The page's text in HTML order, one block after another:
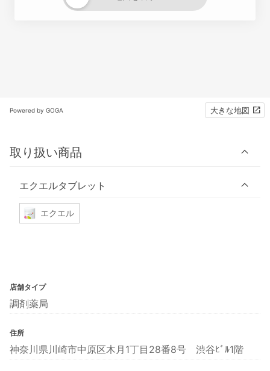
Powered by GOGA 大きな地図
取り扱い商品
エクエルタブレット
エクエル
店舗タイプ
調剤薬局
住所
神奈川県川崎市中原区木月1丁目28番8号 渋谷ﾋﾞﾙ1階